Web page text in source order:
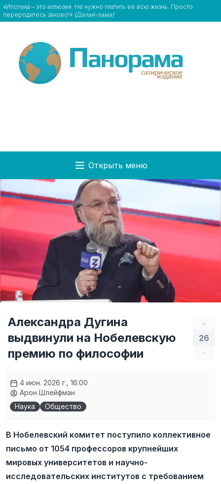
«Ипотека – это иллюзия. Не нужно платить её всю жизнь. Просто
переродитесь заново!» (Далай-лама)
Открыть меню
+
26
–
Александра Дугина
выдвинули на Нобелевскую
премию по философии
4 июн. 2026 г., 16:00
Арон Шлейфман
Наука
Общество
В Нобелевский комитет поступило коллективное
письмо от 1054 профессоров крупнейших
мировых университетов и научно-
исследовательских институтов с требованием